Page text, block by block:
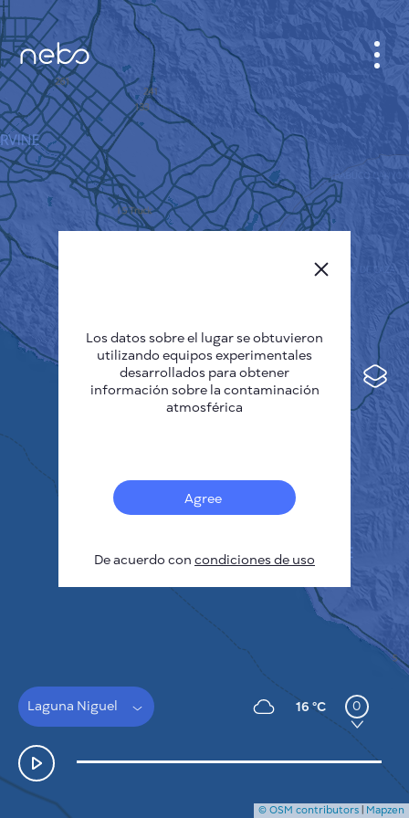
Sensores
Mapa de contaminación
Manchas térmicas
Laguna Niguel 16 °C 0
GABINETE
PLANO DE LA CIUDAD
SENSOR NEBO
QUIÉNES SOMOS
Deutsch
Español
Français
CÓMO FUNCIONA
POLÍTICA DE PRIVACIDAD
CONDICIONES GENERALES
GUÍA DE INSTALACIÓN
CONTACTE CON NOSOTROS
© OSM contributors | Mapzen
Los datos sobre el lugar se obtuvieron
utilizando equipos experimentales
desarrollados para obtener
información sobre la contaminación
atmosférica
Agree
De acuerdo con condiciones de uso